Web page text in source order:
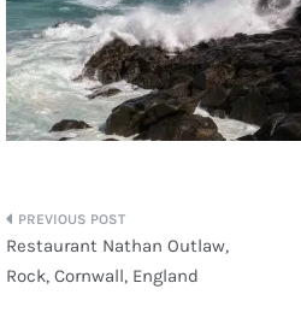
Restaurant Nathan Outlaw,
Rock, Cornwall, England